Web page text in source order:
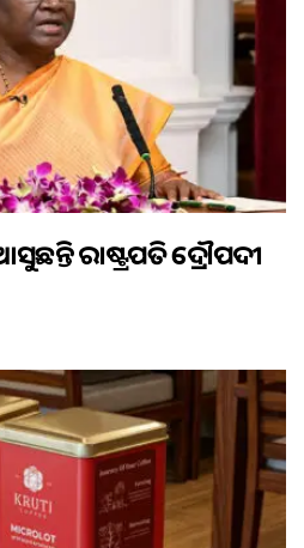
ରାଷ୍ଟ୍ରପତି ଦ୍ରୌପଦୀ